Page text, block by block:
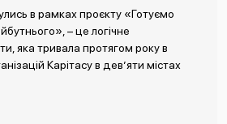
в рамках проєкту «Готуємо
– це логічне
яка тривала протягом року в
Карітасу в дев’яти містах